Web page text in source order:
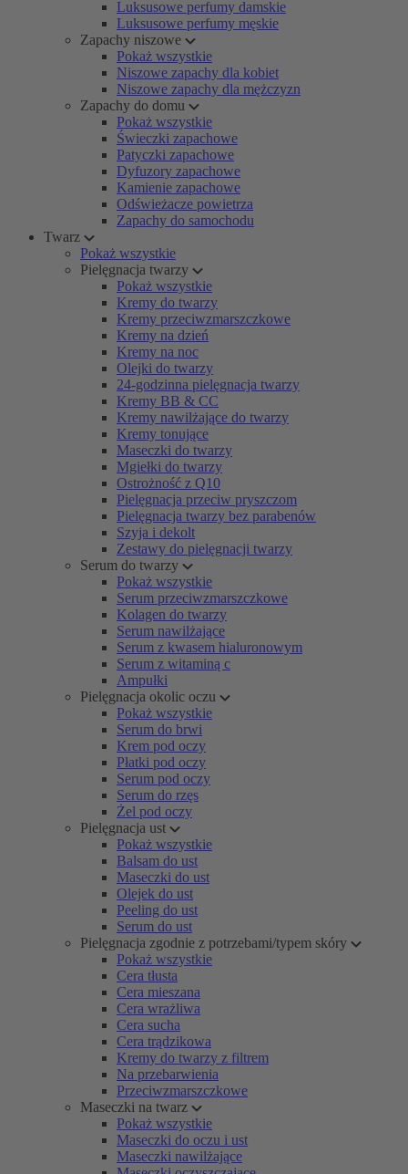
Luksusowe perfumy damskie
Luksusowe perfumy męskie
Zapachy niszowe
Pokaż wszystkie
Niszowe zapachy dla kobiet
Niszowe zapachy dla mężczyzn
Zapachy do domu
Pokaż wszystkie
Świeczki zapachowe
Patyczki zapachowe
Dyfuzory zapachowe
Kamienie zapachowe
Odświeżacze powietrza
Zapachy do samochodu
Twarz
Pokaż wszystkie
Pielęgnacja twarzy
Pokaż wszystkie
Kremy do twarzy
Kremy przeciwzmarszczkowe
Kremy na dzień
Kremy na noc
Olejki do twarzy
24-godzinna pielęgnacja twarzy
Kremy BB & CC
Kremy nawilżające do twarzy
Kremy tonujące
Maseczki do twarzy
Mgiełki do twarzy
Ostrożność z Q10
Pielęgnacja przeciw pryszczom
Pielęgnacja twarzy bez parabenów
Szyja i dekolt
Zestawy do pielęgnacji twarzy
Serum do twarzy
Pokaż wszystkie
Serum przeciwzmarszczkowe
Kolagen do twarzy
Serum nawilżające
Serum z kwasem hialuronowym
Serum z witaminą c
Ampułki
Pielęgnacja okolic oczu
Pokaż wszystkie
Serum do brwi
Krem pod oczy
Płatki pod oczy
Serum pod oczy
Serum do rzęs
Żel pod oczy
Pielęgnacja ust
Pokaż wszystkie
Balsam do ust
Maseczki do ust
Olejek do ust
Peeling do ust
Serum do ust
Pielęgnacja zgodnie z potrzebami/typem skóry
Pokaż wszystkie
Cera tłusta
Cera mieszana
Cera wrażliwa
Cera sucha
Cera trądzikowa
Kremy do twarzy z filtrem
Na przebarwienia
Przeciwzmarszczkowe
Maseczki na twarz
Pokaż wszystkie
Maseczki do oczu i ust
Maseczki nawilżające